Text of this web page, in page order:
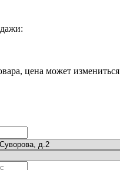
цена может измениться